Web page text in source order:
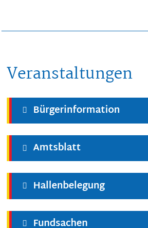
Veranstaltungen
Bürgerinformation
Amtsblatt
Hallenbelegung
Fundsachen